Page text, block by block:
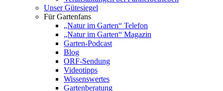
Unser Gütesiegel
Für Gartenfans
„Natur im Garten“ Telefon
„Natur im Garten“ Magazin
Garten-Podcast
Blog
ORF-Sendung
Videotipps
Wissenswertes
Gartenberatung